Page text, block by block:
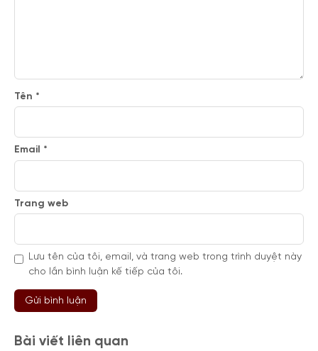
Tên *
Email *
Trang web
Lưu tên của tôi, email, và trang web trong trình duyệt này
cho lần bình luận kế tiếp của tôi.
Bài viết liên quan